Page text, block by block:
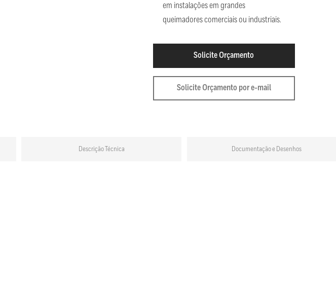
em instalações em grandes
queimadores comerciais ou industriais.
Solicite Orçamento
Solicite Orçamento por e-mail
Descrição Técnica Documentação e Desenhos